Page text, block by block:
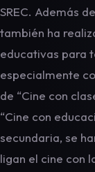
SREC. Además
también ha
educativas para
especialmente
de “Cine con
“Cine con
secundaria, se
ligan el cine con